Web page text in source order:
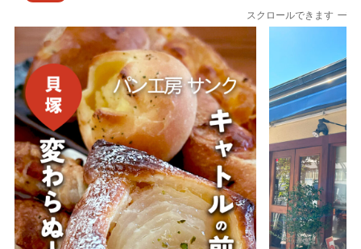
スクロールできます